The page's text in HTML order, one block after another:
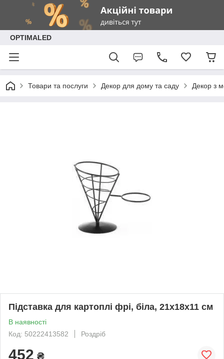
OPTIMALED
Товари та послуги Декор для дому та саду Декор з
Підставка для картоплі фрі, біла, 21х18х11 см
В наявності
Код: 50222413582
Роздріб
452 ₴